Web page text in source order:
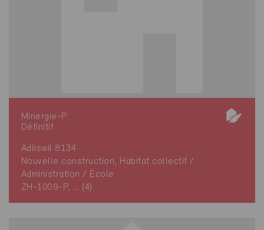
Minergie-P
Définitif
Adliswil 8134
Nouvelle construction, Habitat collectif /
Administration / École
ZH-1009-P, ... (4)